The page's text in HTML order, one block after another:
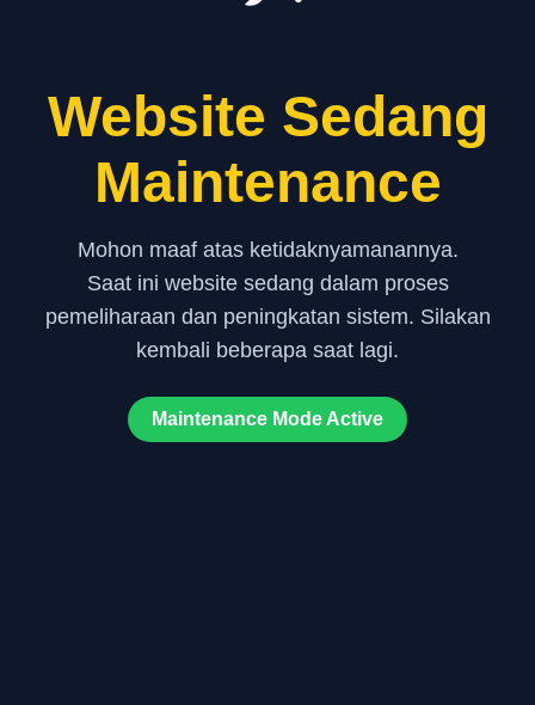
Website Sedang
Maintenance
Mohon maaf atas ketidaknyamanannya.
Saat ini website sedang dalam proses
pemeliharaan dan peningkatan sistem. Silakan
kembali beberapa saat lagi.
Maintenance Mode Active